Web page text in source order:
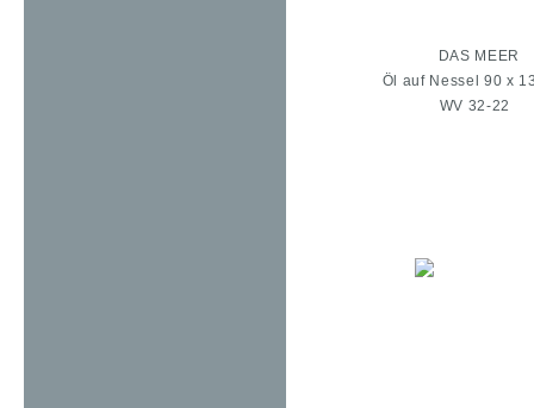
DAS MEER
Öl auf Nessel 90 x
WV 32-22